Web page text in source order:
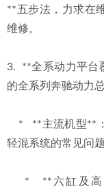
**五步法，力求在
维修。
3.  **全系动力平台
的全系列奔驰动力总
轻混系统的常见问